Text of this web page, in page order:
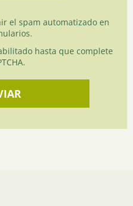
el spam automatizado en
hasta que complete